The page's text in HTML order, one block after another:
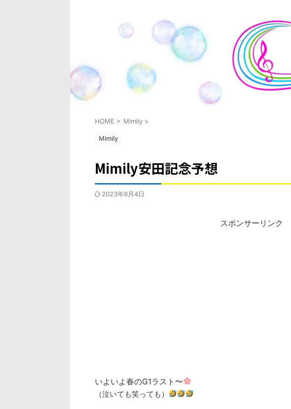
HOME > Mimily >
Mimily
Mimily安田記念予想
2023年6月4日
スポンサーリンク
いよいよ春のG1ラスト〜
（泣いても笑っても）